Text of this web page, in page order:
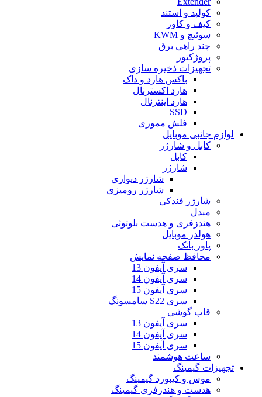
کولپد و استند
کیف و کاور
سوئیچ و KWM
چند راهی برق
پروژکتور
تجهیزات ذخیره سازی
باکس هارد و داک
هارد اکسترنال
هارد اینترنال
SSD
فلش مموری
لوازم جانبی موبایل
کابل و شارژر
کابل
شارژر
شارژر دیواری
شارژر رومیزی
شارژر فندکی
مبدل
هندزفری و هدست بلوتوثی
هولدر موبایل
پاور بانک
محافظ صفحه نمایش
سری آیفون 13
سری آیفون 14
سری آیفون 15
سری S22 سامسونگ
قاب گوشی
سری آیفون 13
سری آیفون 14
سری آیفون 15
ساعت هوشمند
تجهیزات گیمینگ
موس و کیبورد گیمینگ
هدست و هندزفری گیمینگ